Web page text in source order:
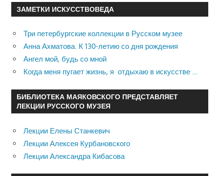
ЗАМЕТКИ ИСКУССТВОВЕДА
Три петербургские коллекции в Русском музее
Анна Ахматова. К 130-летию со дня рождения
Ангел мой, будь со мной
Когда меня пугает жизнь, я отдыхаю в искусстве …
БИБЛИОТЕКА МАЯКОВСКОГО ПРЕДСТАВЛЯЕТ
ЛЕКЦИИ РУССКОГО МУЗЕЯ
Лекции Елены Станкевич
Лекции Алексея Курбановского
Лекции Александра Кибасова